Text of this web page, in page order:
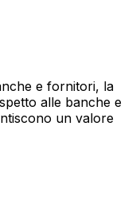
e fornitori, la
alle banche e
un valore